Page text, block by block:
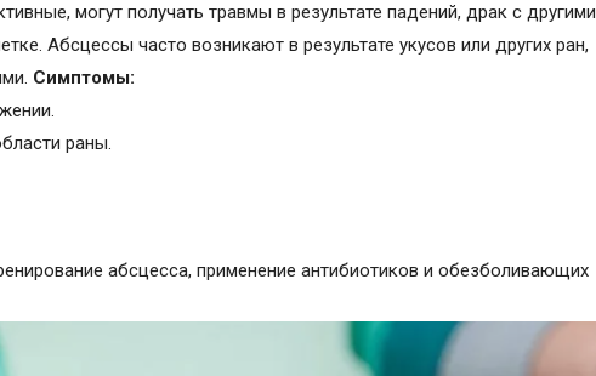
могут получать травмы в результате падений, драк с другими
Абсцессы часто возникают в результате укусов или других ран,
Симптомы:
раны.
абсцесса, применение антибиотиков и обезболивающих